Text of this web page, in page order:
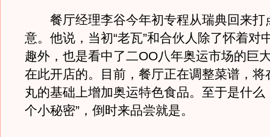
餐厅经理李谷今年初专程从瑞典回来打
意。他说，当初“老瓦”和合伙人除了怀着对
趣外，也是看中了二OO八年奥运市场的巨
在此开店的。目前，餐厅正在调整菜谱，将
丸的基础上增加奥运特色食品。至于是什么
个小秘密”，倒时来品尝就是。